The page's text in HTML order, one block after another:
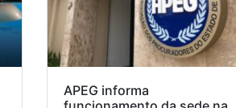
APEG informa